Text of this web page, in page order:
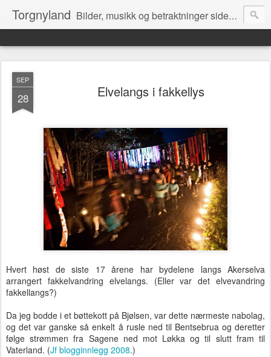
Torgnyland Bilder, musikk og betraktninger siden 2008
SEP
28 Elvelangs i fakkellys
Hvert høst de siste 17 årene har bydelene langs Akerselva
arrangert fakkelvandring elvelangs. (Eller var det elvevandring
fakkellangs?)
Da jeg bodde i et bøttekott på Bjølsen, var dette nærmeste nabolag,
og det var ganske så enkelt å rusle ned til Bentsebrua og deretter
følge strømmen fra Sagene ned mot Løkka og til slutt fram til
Vaterland. (Jf blogginnlegg 2008.)